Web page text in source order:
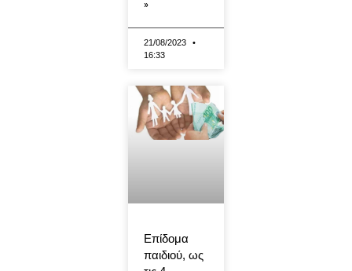
»
21/08/2023
16:33
Επίδομα
παιδιού, ως